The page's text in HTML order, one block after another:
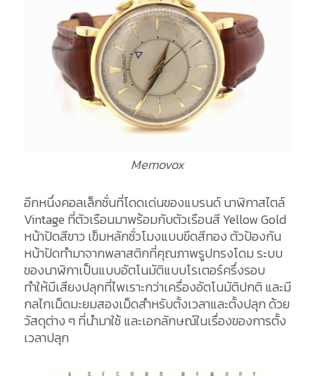
Memovox
อีกหนึ่งคอลเล็กชั่นที่โดดเด่นของแบรนด์ นาฬิกาสไตล์
Vintage ที่ตัวเรือนมาพร้อมกับตัวเรือนสี Yellow Gold
หน้าปัดสีขาว เข็มหลักชั่วโมงแบบขีดสีทอง ตัวป้องกัน
หน้าปัดทำมาจากพลาสติกที่คุณภาพรูปทรงโดม ระบบ
ของนาฬิกาเป็นแบบอัตโนมัติแบบโรเตอร์ครึ่งรอบ
ทำให้มีเสียงปลุกที่ไพเราะกว่าเครื่องอัตโนมัติปกติ และมี
กลไกเม็ดมะยมสองเม็ดสำหรับตั้งเวลาและตั้งปลุก ด้วย
วัสดุต่าง ๆ ที่นำมาใช้ และเอกลักษณ์ในเรื่องของการตั้ง
เวลาปลุก